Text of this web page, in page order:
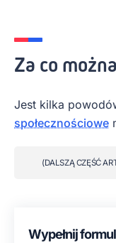
Za co
Jest kilka
społecznościowe
(DALSZĄ CZĘŚĆ
Wypełnij